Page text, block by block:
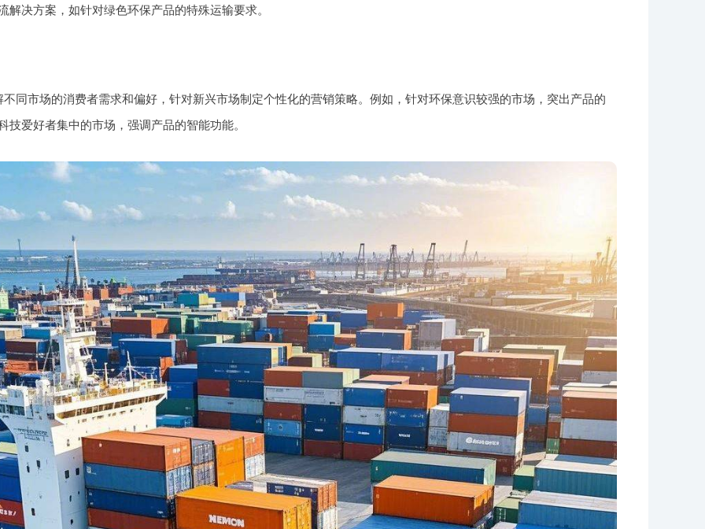
解决方案，如针对绿色环保产品的特殊运输要求。
同市场的消费者需求和偏好，针对新兴市场制定个性化的营销策略。例如，针对环保意识较强的市场，突出产品的
技爱好者集中的市场，强调产品的智能功能。